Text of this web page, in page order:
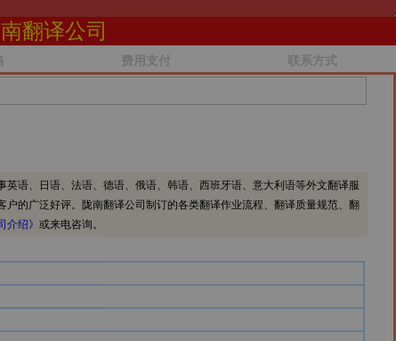
翻译公司
费用支付 联系方式
语、日语、法语、德语、俄语、韩语、西班牙语、意大利语等外文翻译服
的广泛好评。陇南翻译公司制订的各类翻译作业流程、翻译质量规范、翻
介绍》 或来电咨询。